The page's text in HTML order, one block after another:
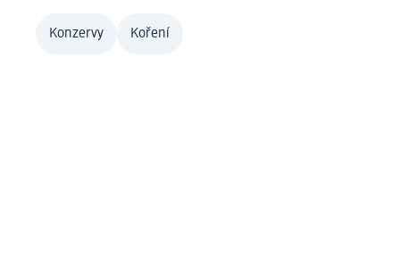
Konzervy Koření